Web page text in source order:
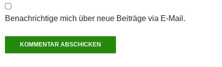
Benachrichtige mich über neue Beiträge via E-Mail.